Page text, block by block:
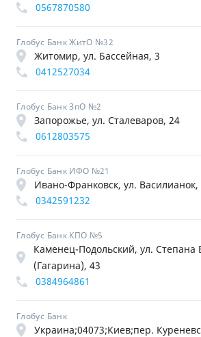
0567870580
Глобус Банк ЖитО №32
Житомир, ул. Бассейная, 3
0412527034
Глобус Банк ЗпО №2
Запорожье, ул. Сталеваров, 24
0612803575
Глобус Банк ИФО №21
Ивано-Франковск, ул.
0342591232
Глобус Банк КПО №5
Каменец-Подольский, ул. Степана
(Гагарина), 43
0384964861
Глобус Банк
Украина;04073;Киев;пер.